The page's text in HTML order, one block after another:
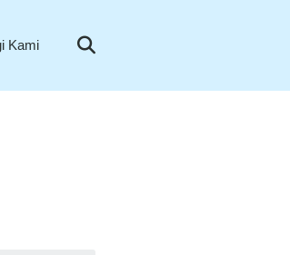
Kami